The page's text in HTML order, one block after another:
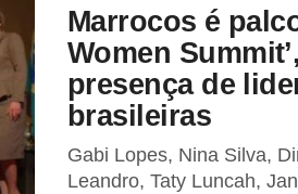
Marrocos é
Women
presença de
brasileiras
Gabi Lopes, Nina Silva,
Leandro, Taty Luncah,